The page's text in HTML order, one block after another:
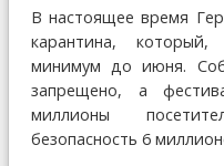
В настоящее время
карантина,
минимум до июня.
запрещено, а
миллионы
безопасность 6